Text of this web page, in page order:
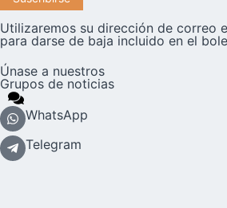
Utilizaremos su dirección de correo
para darse de baja incluido en el
Únase a nuestros
Grupos de noticias
WhatsApp
Telegram